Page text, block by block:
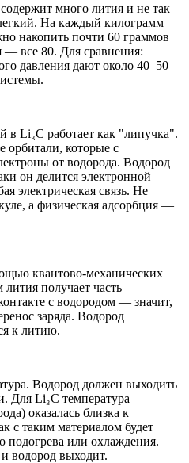
много лития и не так
На каждый килограмм
накопить почти 60 граммов
— все 80. Для сравнения:
давления дают около 40–50
в Li₃C работает как "липучка".
орбитали, которые с
от водорода. Водород
он делится электронной
электрическая связь. Не
а физическая адсорбция —
квантово-механических
лития получает часть
с водородом — значит,
заряда. Водород
к литию.
Водород должен выходить
Для Li₃C температура
оказалась близка к
с таким материалом будет
подогрева или охлаждения.
водород выходит.